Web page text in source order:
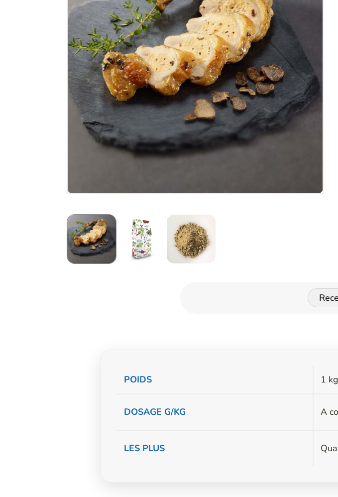
Informations
POIDS 1 kg
DOSAGE G/KG A
LES PLUS